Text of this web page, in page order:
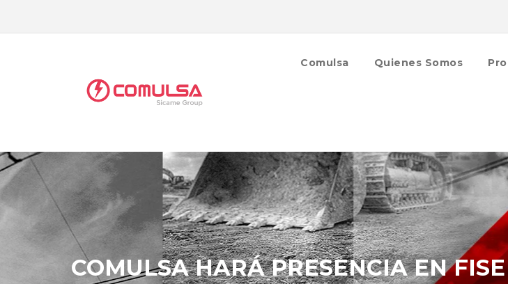
Comulsa Quienes Somos
COMULSA HARÁ PRESENCIA EN